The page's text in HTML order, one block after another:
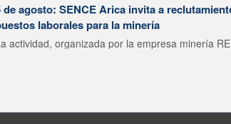
de agosto: SENCE Arica invita a
laborales para la minería
actividad, organizada por la empresa minería